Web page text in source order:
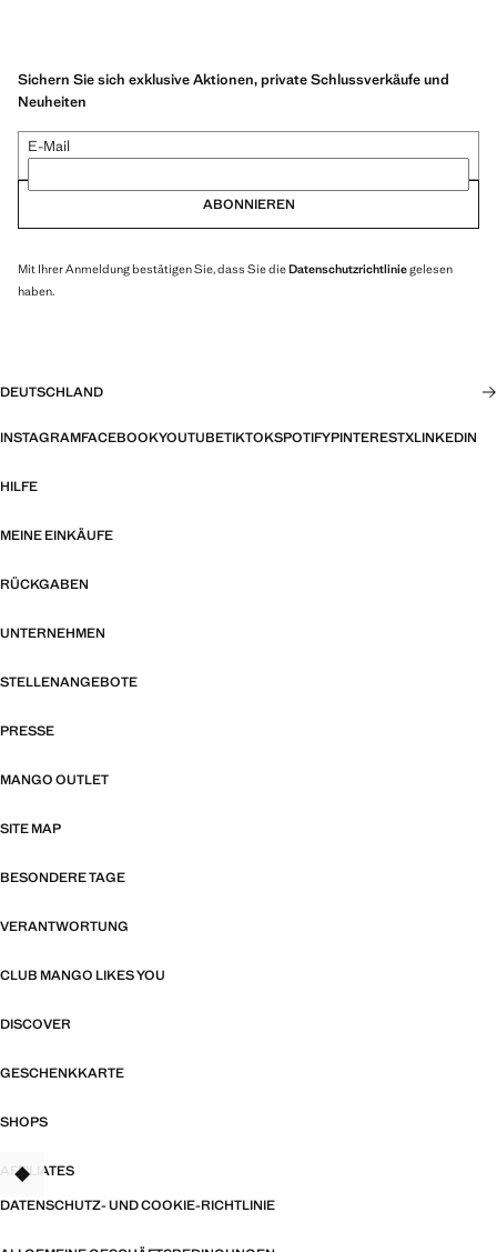
Sichern Sie sich exklusive Aktionen, private Schlussverkäufe und
Neuheiten
E-Mail
ABONNIEREN
Mit Ihrer Anmeldung bestätigen Sie, dass Sie dieDatenschutzrichtliniegelesen
haben.
DEUTSCHLAND
INSTAGRAMFACEBOOKYOUTUBETIKTOKSPOTIFYPINTERESTXLINKEDIN
HILFE
MEINE EINKÄUFE
RÜCKGABEN
UNTERNEHMEN
STELLENANGEBOTE
PRESSE
MANGO OUTLET
SITE MAP
BESONDERE TAGE
VERANTWORTUNG
CLUB MANGO LIKES YOU
DISCOVER
GESCHENKKARTE
SHOPS
AFFILIATES
DATENSCHUTZ- UND COOKIE-RICHTLINIE